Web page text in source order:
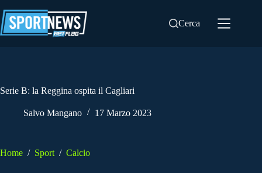
al
contenuto
Cerca
Serie B: la Reggina ospita il Cagliari
Salvo Mangano 17 Marzo 2023
Home / Sport / Calcio